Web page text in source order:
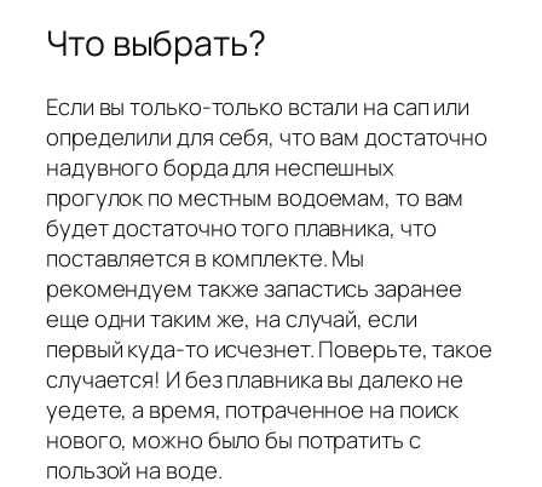
Что выбрать?
Если вы только-только встали на сап или
определили для себя, что вам достаточно
надувного борда для неспешных
прогулок по местным водоемам, то вам
будет достаточно того плавника, что
поставляется в комплекте. Мы
рекомендуем также запастись заранее
еще одни таким же, на случай, если
первый куда-то исчезнет. Поверьте, такое
случается! И без плавника вы далеко не
уедете, а время, потраченное на поиск
нового, можно было бы потратить с
пользой на воде.